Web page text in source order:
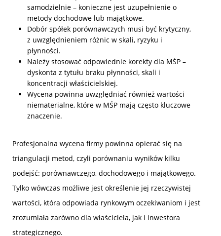
samodzielnie – konieczne jest uzupełnienie o
metody dochodowe lub majątkowe.
Dobór spółek porównawczych musi być krytyczny,
z uwzględnieniem różnic w skali, ryzyku i
płynności.
Należy stosować odpowiednie korekty dla MŚP –
dyskonta z tytułu braku płynności, skali i
koncentracji właścicielskiej.
Wycena powinna uwzględniać również wartości
niematerialne, które w MŚP mają często kluczowe
znaczenie.
Profesjonalna wycena firmy powinna opierać się na
triangulacji metod, czyli porównaniu wyników kilku
podejść: porównawczego, dochodowego i majątkowego.
Tylko wówczas możliwe jest określenie jej rzeczywistej
wartości, która odpowiada rynkowym oczekiwaniom i jest
zrozumiała zarówno dla właściciela, jak i inwestora
strategicznego.